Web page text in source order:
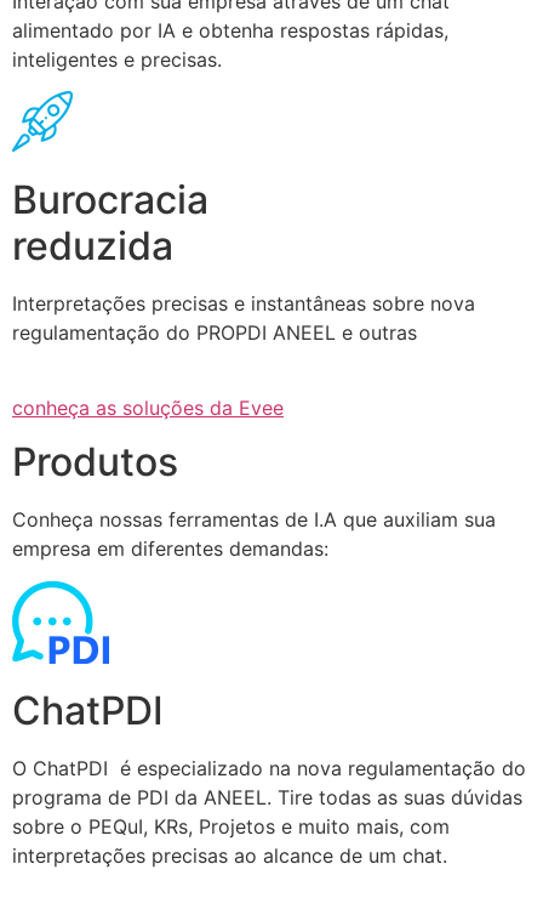
alimentado por IA e obtenha respostas rápidas,
inteligentes e precisas.
Burocracia
reduzida
Interpretações precisas e instantâneas sobre nova
regulamentação do PROPDI ANEEL e outras
conheça as soluções da Evee
Produtos
Conheça nossas ferramentas de I.A que auxiliam sua
empresa em diferentes demandas:
ChatPDI
O ChatPDI é especializado na nova regulamentação do
programa de PDI da ANEEL. Tire todas as suas dúvidas
sobre o PEQuI, KRs, Projetos e muito mais, com
interpretações precisas ao alcance de um chat.